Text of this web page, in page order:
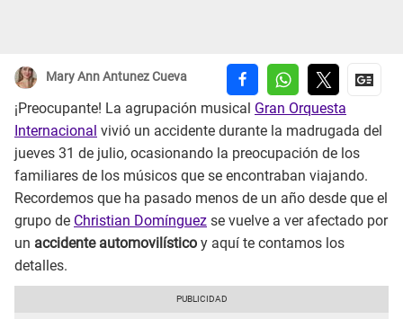
Mary Ann Antunez Cueva
¡Preocupante! La agrupación musical Gran Orquesta
Internacional vivió un accidente durante la madrugada del
jueves 31 de julio, ocasionando la preocupación de los
familiares de los músicos que se encontraban viajando.
Recordemos que ha pasado menos de un año desde que el
grupo de Christian Domínguez se vuelve a ver afectado por
un accidente automovilístico y aquí te contamos los
detalles.